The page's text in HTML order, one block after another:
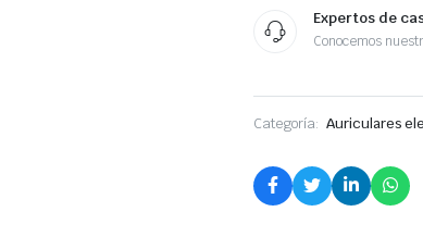
Expertos de
Conocemos
Categoría: Auriculares